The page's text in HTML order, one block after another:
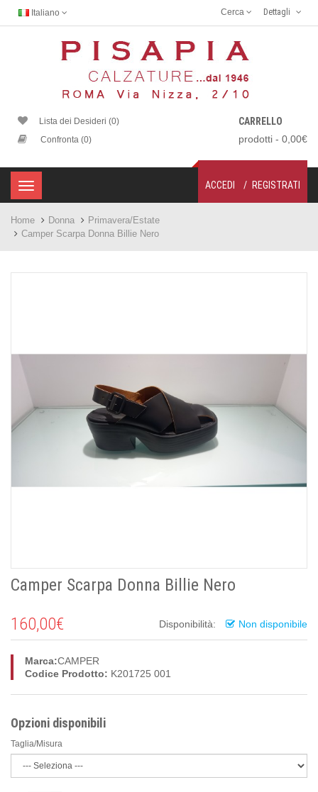
Italiano Dettagli
Cerca
Lista dei Desideri (0)
Confronta (0)
CARRELLO
prodotti - 0,00€
ACCEDI REGISTRATI
Home Donna
Primavera/Estate
Camper Scarpa Donna Billie Nero
Camper Scarpa Donna Billie Nero
160,00€
Disponibilità: Non disponibile
Marca:CAMPER
Codice Prodotto: K201725 001
Opzioni disponibili
Taglia/Misura